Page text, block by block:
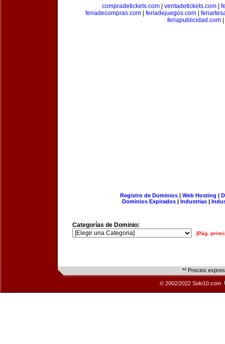
compradetickets.com| ventadetickets.com|
feriadecompras.com| feriadejuegos.com|
feriapublicidad.com|
Registro de Dominios| Web Hosting |
Dominios Expirados | Industrias |
Categorías de Dominio:
[Pág.
** Precios
© 2002/2022 Solo10.com